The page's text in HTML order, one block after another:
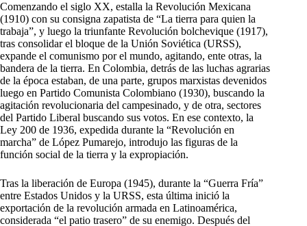
Comenzando el siglo XX, estalla la Revolución Mexicana
(1910) con su consigna zapatista de “La tierra para quien la
trabaja”, y luego la triunfante Revolución bolchevique (1917),
tras consolidar el bloque de la Unión Soviética (URSS),
expande el comunismo por el mundo, agitando, ente otras, la
bandera de la tierra. En Colombia, detrás de las luchas agrarias
de la época estaban, de una parte, grupos marxistas devenidos
luego en Partido Comunista Colombiano (1930), buscando la
agitación revolucionaria del campesinado, y de otra, sectores
del Partido Liberal buscando sus votos. En ese contexto, la
Ley 200 de 1936, expedida durante la “Revolución en
marcha” de López Pumarejo, introdujo las figuras de la
función social de la tierra y la expropiación.
Tras la liberación de Europa (1945), durante la “Guerra Fría”
entre Estados Unidos y la URSS, esta última inició la
exportación de la revolución armada en Latinoamérica,
considerada “el patio trasero” de su enemigo. Después del